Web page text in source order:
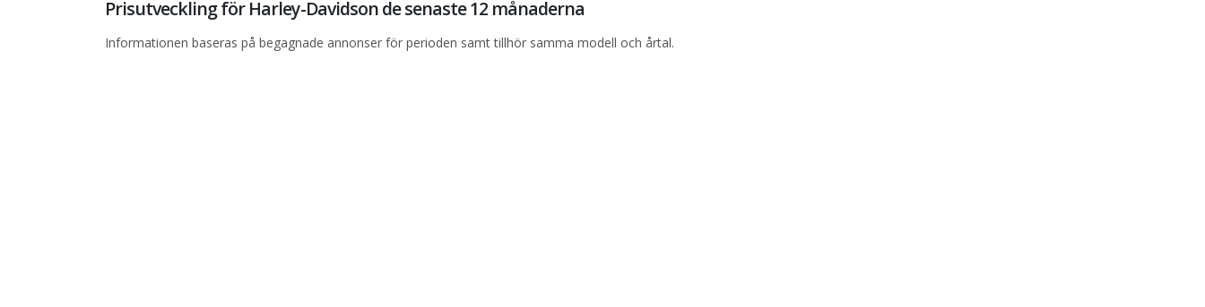
Prisutveckling för Harley-Davidson de senaste 12 månaderna
Informationen baseras på begagnade annonser för perioden samt tillhör samma modell och årtal.